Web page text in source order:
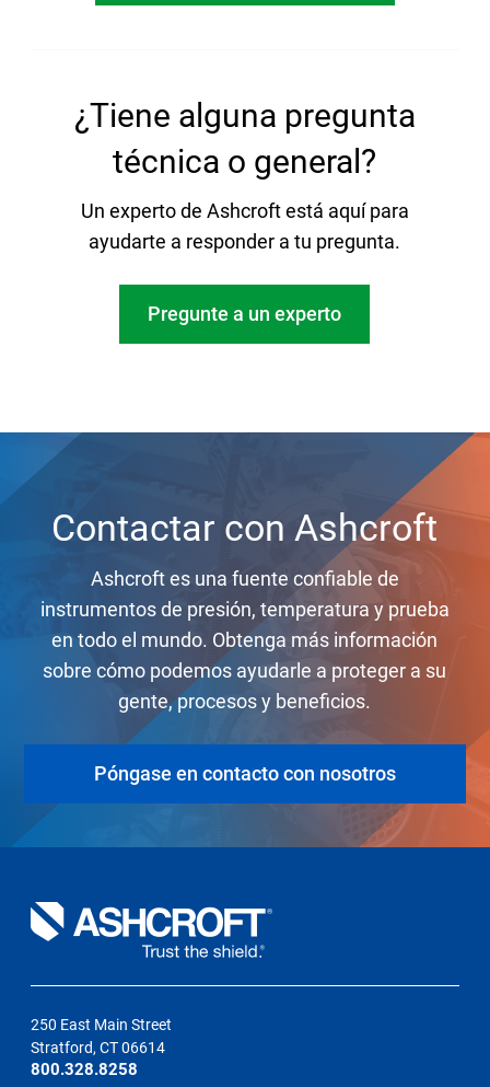
¿Tiene alguna pregunta
técnica o general?
Un experto de Ashcroft está aquí para
ayudarte a responder a tu pregunta.
Pregunte a un experto
Contactar con Ashcroft
Ashcroft es una fuente confiable de
instrumentos de presión, temperatura y prueba
en todo el mundo. Obtenga más información
sobre cómo podemos ayudarle a proteger a su
gente, procesos y beneficios.
Póngase en contacto con nosotros
250 East Main Street
Stratford, CT 06614
800.328.8258